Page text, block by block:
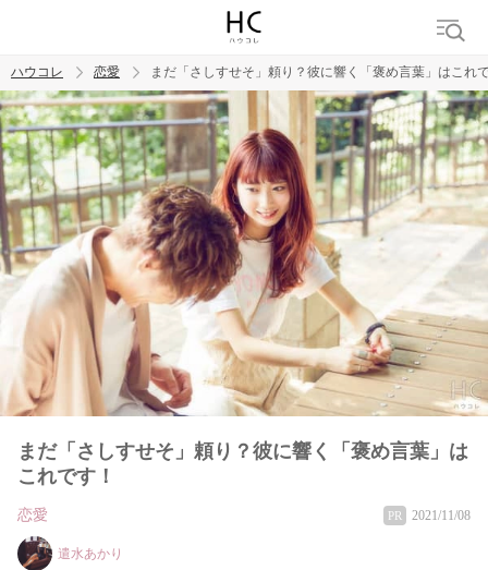
トレンド ワード
恋愛
ハウコレ 恋愛 まだ「さしすせそ」頼り？彼に響く「褒め言葉」はこれ
まだ「さしすせそ」頼り？彼に響く「褒め言葉」は
これです！
恋愛 PR 2021/11/08
遣水あかり